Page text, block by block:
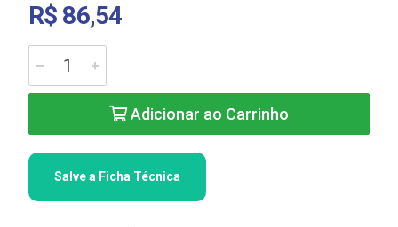
R$ 86,54
Adicionar ao Carrinho
Salve a Ficha Técnica